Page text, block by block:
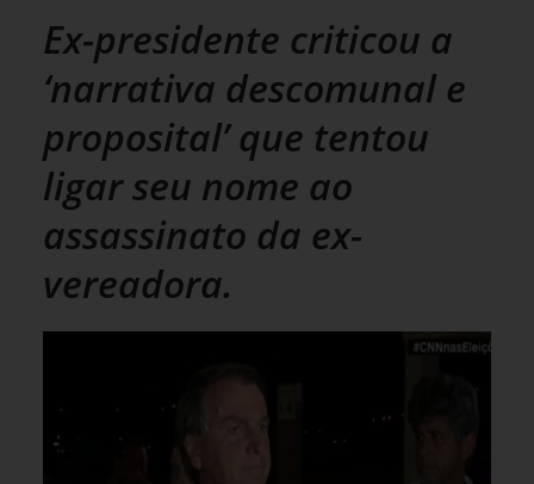
Ex-presidente criticou a
‘narrativa descomunal e
proposital’ que tentou
ligar seu nome ao
assassinato da ex-
vereadora.